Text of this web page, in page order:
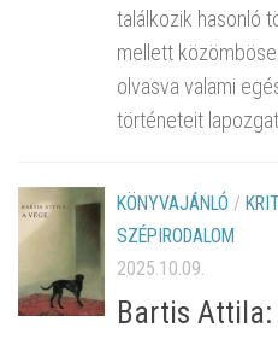
találkozik hasonló
mellett
olvasva valami
történeteit
KÖNYVAJÁNLÓ /
SZÉPIRODALOM
2025.10.09.
Bartis Attila: